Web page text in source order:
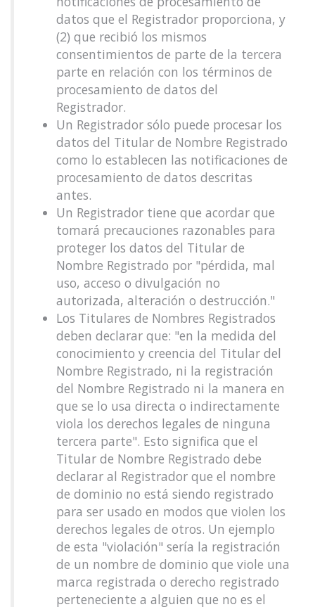
datos que el Registrador proporciona, y
(2) que recibió los mismos
consentimientos de parte de la tercera
parte en relación con los términos de
procesamiento de datos del
Registrador.
Un Registrador sólo puede procesar los
datos del Titular de Nombre Registrado
como lo establecen las notificaciones de
procesamiento de datos descritas
antes.
Un Registrador tiene que acordar que
tomará precauciones razonables para
proteger los datos del Titular de
Nombre Registrado por "pérdida, mal
uso, acceso o divulgación no
autorizada, alteración o destrucción."
Los Titulares de Nombres Registrados
deben declarar que: "en la medida del
conocimiento y creencia del Titular del
Nombre Registrado, ni la registración
del Nombre Registrado ni la manera en
que se lo usa directa o indirectamente
viola los derechos legales de ninguna
tercera parte". Esto significa que el
Titular de Nombre Registrado debe
declarar al Registrador que el nombre
de dominio no está siendo registrado
para ser usado en modos que violen los
derechos legales de otros. Un ejemplo
de esta "violación" sería la registración
de un nombre de dominio que viole una
marca registrada o derecho registrado
perteneciente a alguien que no es el